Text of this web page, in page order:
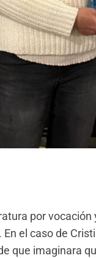
por
el caso de
que imaginara